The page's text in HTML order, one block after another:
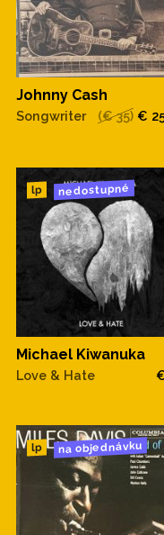
Johnny Cash
Songwriter (€ 35) €
lp nedostupné
Michael Kiwanuka
Love & Hate
lp na objednávku